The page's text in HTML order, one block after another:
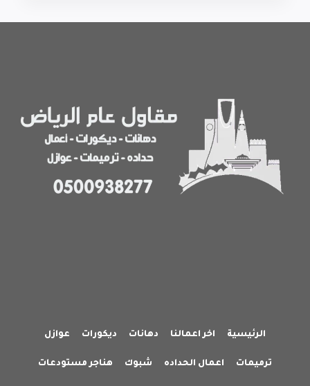
العارض
بالرياض
الرئيسية اخر اعمالنا دهانات ديكورات عوازل
ترميمات اعمال الحداده شبوك هناجر مستودعات